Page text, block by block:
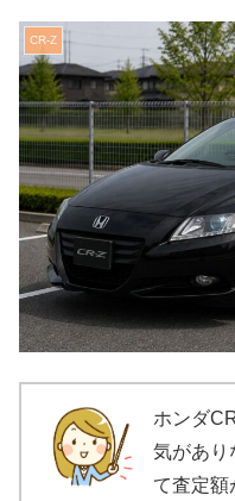
CR-Z
ホンダ
気があり
て査定額